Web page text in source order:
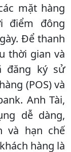
mặt hàng
điểm đông
Để thanh
thời gian và
đăng ký sử
(POS) và
Anh Tài,
dễ dàng,
và hạn chế
hàng là